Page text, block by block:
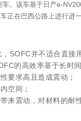
。该车基于日产e-
正在巴西公路上进行进
SOFC并不适合直接
的高效率基于长时
要求高且造成震动；
空间；
来震动，对材料的耐